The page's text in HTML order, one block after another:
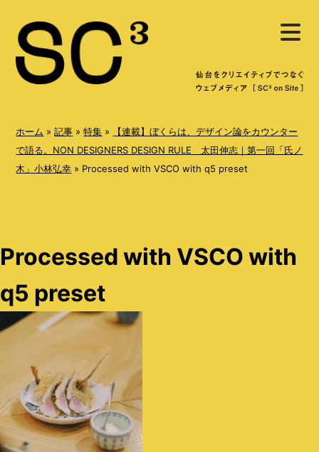
n
メ
ニ
を
開
く
ホーム »記事 »特集 »
【連載】ぼくらは、デザイン論をカウンター
で語る。NON DESIGNERS DESIGN RULE 太田伸志｜第一回「氏ノ
木」小林弘幸 » Processed with VSCO with q5 preset
Processed with VSCO with
q5 preset